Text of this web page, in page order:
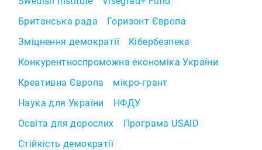
Британська рада
Горизонт Європа
Зміцнення демократії
Кібербезпека
Конкурентноспроможна економіка України
Креативна Європа
мікро-грант
Наука для України
НФДУ
Освіта для дорослих
Програма USAID
Стійкість демократії